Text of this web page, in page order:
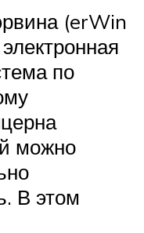
(erWin
по
можно
В этом